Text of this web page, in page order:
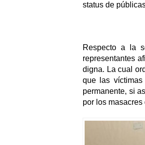
status de
Respecto a la
representantes
digna. La cual
que las víctimas
permanente, si
por los